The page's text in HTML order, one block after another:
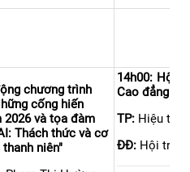
chương trình
cống hiến
2026 và tọa đàm
Thách thức và cơ
niên"
14h00: Hội
Cao đẳng
TP: Hiệu
ĐĐ: Hội